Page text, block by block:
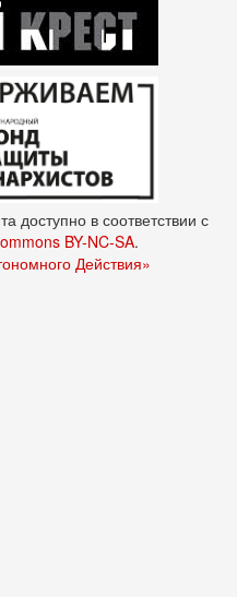
доступно в соответствии с
BY-NC-SA.
Действия»